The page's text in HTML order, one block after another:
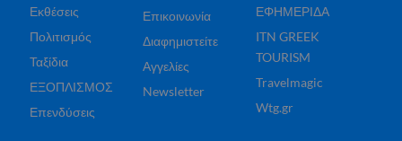
Εκθέσεις
Πολιτισμός
Ταξίδια
ΕΞΟΠΛΙΣΜΟΣ
Επενδύσεις
Επικοινωνία
Διαφημιστείτε
Αγγελίες
Newsletter
ΕΦΗΜΕΡΙΔΑ
ITN GREEK
TOURISM
Travelmagic
Wtg.gr